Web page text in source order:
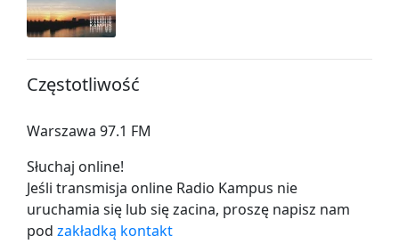
Częstotliwość
Warszawa 97.1 FM
Słuchaj online!
Jeśli transmisja online Radio Kampus nie
uruchamia się lub się zacina, proszę napisz nam
pod zakładką kontakt